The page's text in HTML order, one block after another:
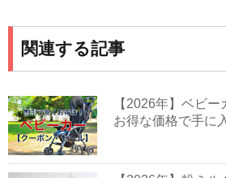
関連する記事
【2026年】ベビー
お得な価格で手に